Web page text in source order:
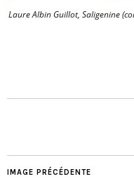
Laure Albin Guillot, Saligenine
IMAGE PRÉCÉDENTE